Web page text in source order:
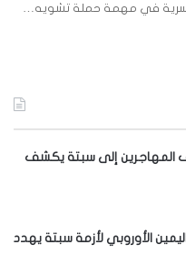
في مهمة حملة تشويه…
المهاجرين إلى سبتة يكشف
الأوروبي لأزمة سبتة يهدد